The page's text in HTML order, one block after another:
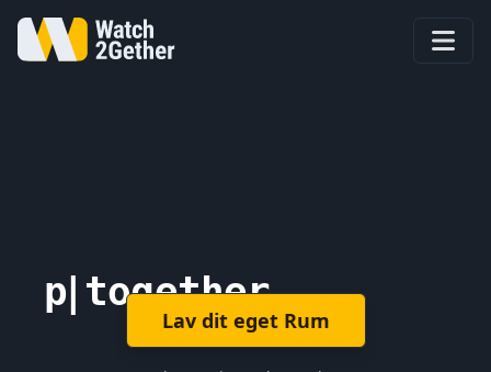
pl|together
Lav dit eget Rum